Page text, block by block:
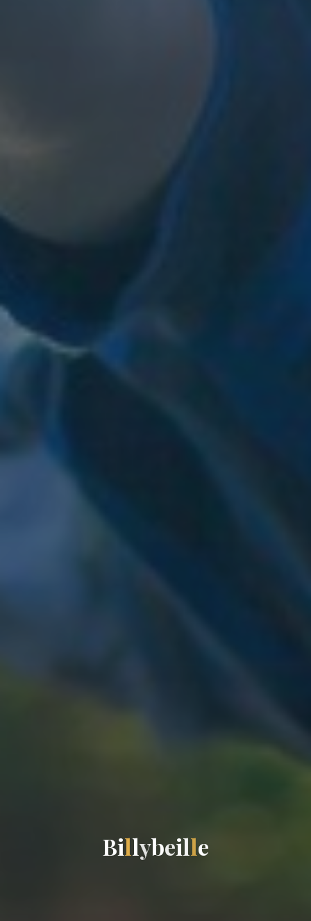
Billybeille